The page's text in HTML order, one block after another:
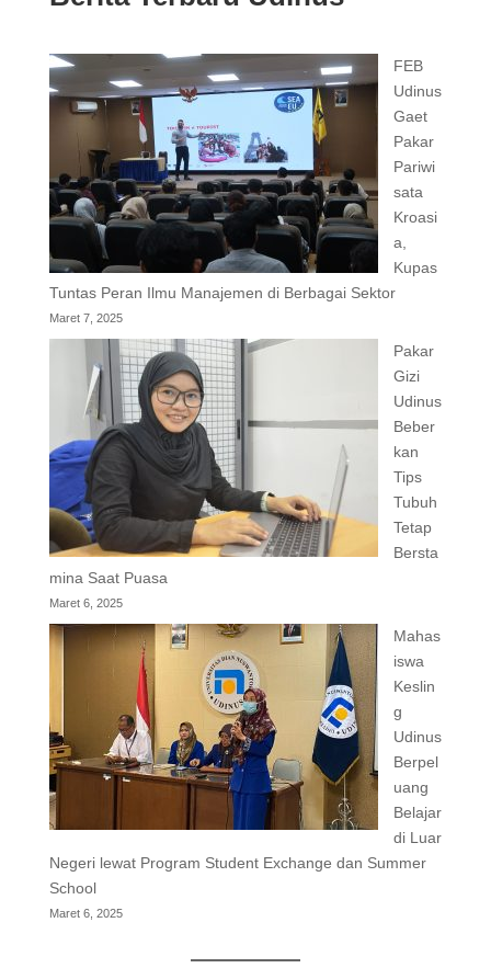
FEB
Udinus
Gaet
Pakar
Pariwi
sata
Kroasi
a,
Kupas
Tuntas Peran Ilmu Manajemen di Berbagai Sektor
Maret 7, 2025
Pakar
Gizi
Udinus
Beber
kan
Tips
Tubuh
Tetap
Bersta
mina Saat Puasa
Maret 6, 2025
Mahas
iswa
Keslin
g
Udinus
Berpel
uang
Belajar
di Luar
Negeri lewat Program Student Exchange dan Summer
School
Maret 6, 2025